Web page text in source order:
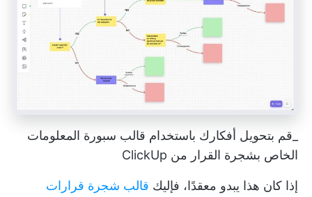
_قم بتحويل أفكارك باستخدام قالب سبورة المعلومات
الخاص بشجرة القرار من ClickUp
إذا كان هذا يبدو معقدًا، فإليك قالب شجرة قرارات